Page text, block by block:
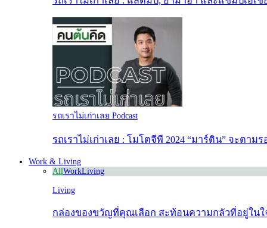
รถเราไม่เก่าเลย Podcast
รถเราไม่เก่าเลย : โมโตจีพี 2024 “มาร์ติน” จะตามร
Work & Living
AllWorkLiving
Living
กล่องของขวัญที่คุณเลือก สะท้อนความกลัวที่อยู่ใน